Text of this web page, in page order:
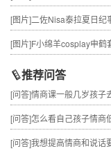
[图片]二佐Nisa泰拉夏日纪
[图片]F小绵羊cosplay申鹤
推荐问答
[问答]情商课一般几岁孩子
[问答]怎么看自己孩子情商
[问答]我想提高情商和说话